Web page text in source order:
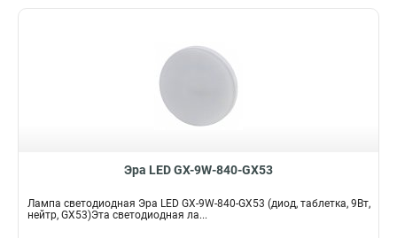
Эра LED GX-9W-840-GX53
Лампа светодиодная Эра LED GX-9W-840-GX53 (диод, таблетка, 9Вт,
нейтр, GX53)Эта светодиодная ла...